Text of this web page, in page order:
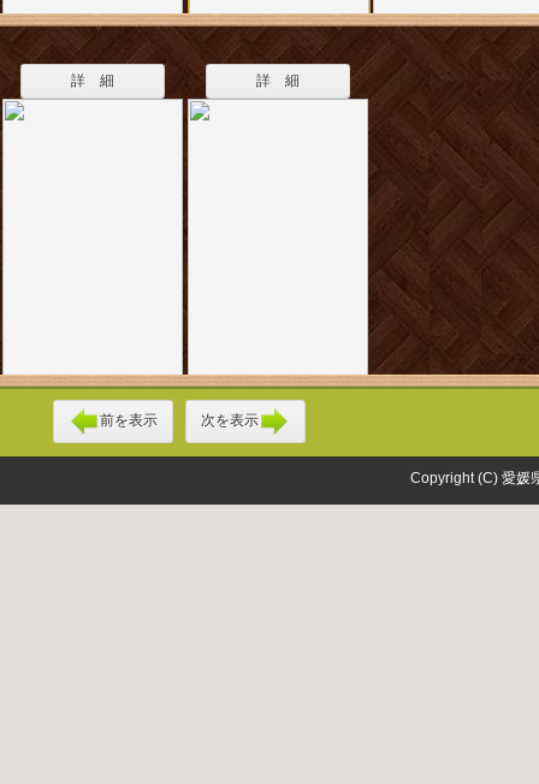
詳 細 詳 細
前を表示 次を表示
Copyright (C) 愛媛